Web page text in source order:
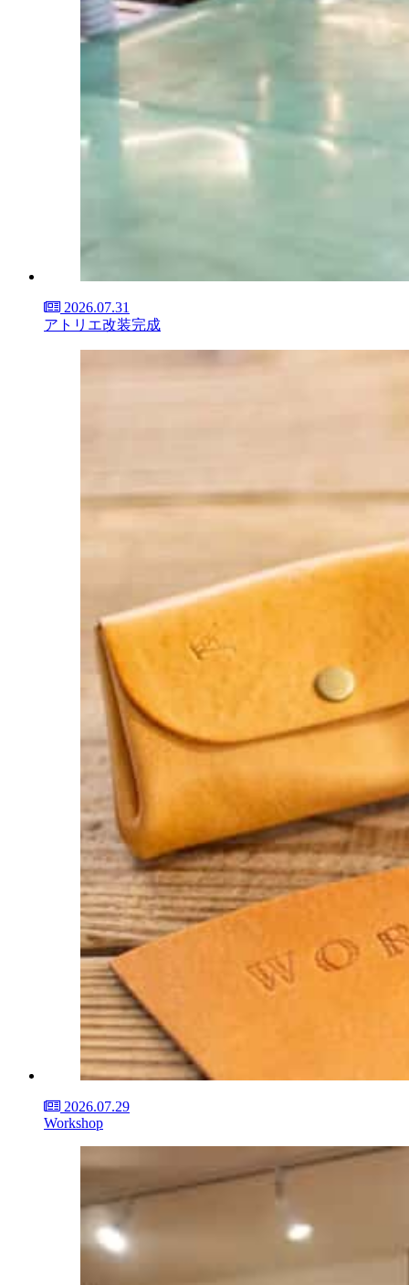
2026.07.31
アトリエ改装完成
2026.07.29
Workshop